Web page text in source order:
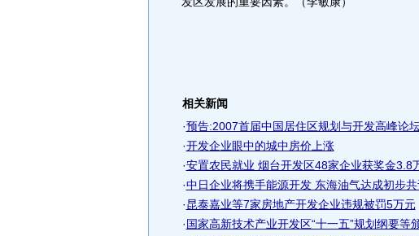
相关新闻
·预告:2007首届中国居住区规划与开发高峰论
·开发企业眼中的城中房价上涨
·安置农民就业 烟台开发区48家企业获奖金3.8
·中日企业将携手能源开发 东海油气达成初步共
·昆泰嘉业等7家房地产开发企业违规被罚5万元
·国家高新技术产业开发区“十一五”规划纲要等